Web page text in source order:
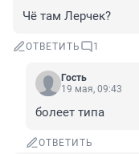
Чё там Лерчек?
ОТВЕТИТЬ 1
Гость
19 мая, 09:43
болеет типа
ОТВЕТИТЬ